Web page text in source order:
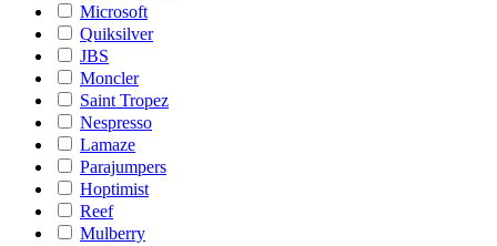
Microsoft
Quiksilver
JBS
Moncler
Saint Tropez
Nespresso
Lamaze
Parajumpers
Hoptimist
Reef
Mulberry